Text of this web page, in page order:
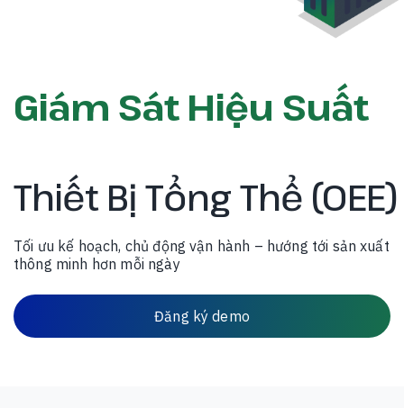
Giám Sát Hiệu Suất
Thiết Bị Tổng Thể (OEE)
Tối ưu kế hoạch, chủ động vận hành – hướng tới sản xuất
thông minh hơn mỗi ngày
Đăng ký demo